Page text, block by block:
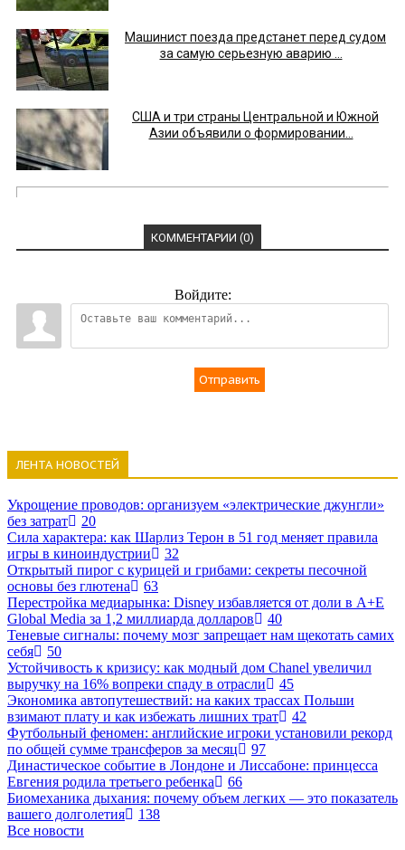
Машинист поезда предстанет перед судом
за самую серьезную аварию ...
США и три страны Центральной и Южной
Азии объявили о формировании...
КОММЕНТАРИИ (0)
Войдите:
Отправить
ЛЕНТА НОВОСТЕЙ
Укрощение проводов: организуем «электрические джунгли»
без затрат
20
Сила характера: как Шарлиз Терон в 51 год меняет правила
игры в киноиндустрии
32
Открытый пирог с курицей и грибами: секреты песочной
основы без глютена
63
Перестройка медиарынка: Disney избавляется от доли в A+E
Global Media за 1,2 миллиарда долларов
40
Теневые сигналы: почему мозг запрещает нам щекотать самих
себя
50
Устойчивость к кризису: как модный дом Chanel увеличил
выручку на 16% вопреки спаду в отрасли
45
Экономика автопутешествий: на каких трассах Польши
взимают плату и как избежать лишних трат
42
Футбольный феномен: английские игроки установили рекорд
по общей сумме трансферов за месяц
97
Династическое событие в Лондоне и Лиссабоне: принцесса
Евгения родила третьего ребенка
66
Биомеханика дыхания: почему объем легких — это показатель
вашего долголетия
138
Все новости